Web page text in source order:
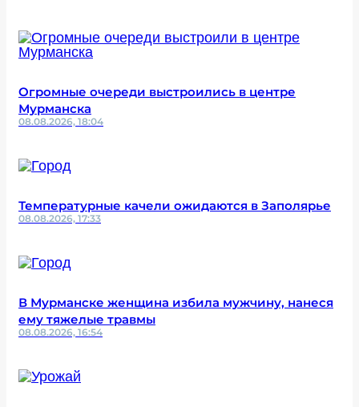
Огромные очереди выстроились в центре
Мурманска
08.08.2026, 18:04
Температурные качели ожидаются в Заполярье
08.08.2026, 17:33
В Мурманске женщина избила мужчину, нанеся
ему тяжелые травмы
08.08.2026, 16:54